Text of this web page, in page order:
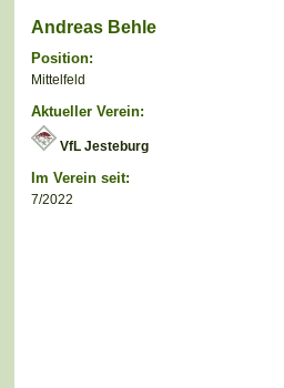
Andreas Behle
Position:
Mittelfeld
Aktueller Verein:
VfL Jesteburg
Im Verein seit:
7/2022